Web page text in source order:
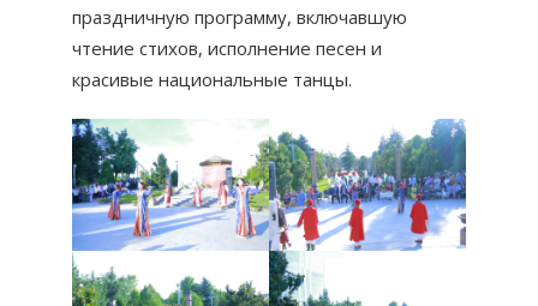
праздничную программу, включавшую
чтение стихов, исполнение песен и
красивые национальные танцы.